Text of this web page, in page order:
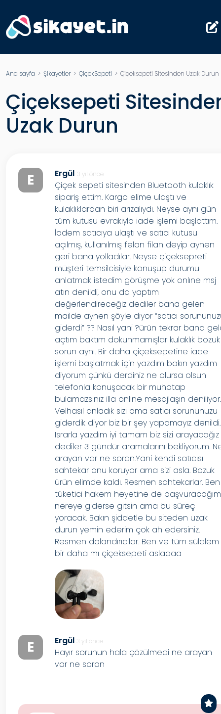
Ana sayfa > Şikayetler> ÇiçekSepeti > Çiçeksepeti Sitesinden Uzak Durun
Çiçeksepeti
Uzak Durun
E Ergül 3 yıl önce
Çiçek sepeti sitesinden Bluetooth kulaklık
sipariş ettim. Kargo elime ulaştı ve
kulaklıklardan biri arızalıydı. Neyse aynı gün
tüm kutusu evrakıyla iade işlemi başlattım.
İadem satıcıya ulaştı ve satıcı kutusu
açılmış, kullanılmış felan filan deyip aynen
geri bana yolladılar. Neyse çiçeksepreti
müşteri temsilcisiyle konuşup durumu
anlatmak istedim görüşme yok onlıne msj
atın denildi, onu da yaptım
değerlendireceğiz dediler bana gelen
mailde aynen şöyle diyor “satıcı
giderdi” ?? Nasıl yani ?ürün tekrar bana
açtım baktım dokunmamışlar kulaklık bozuk
sorun aynı. Bir daha çiçeksepetine iade
işlemi başlatmak için yazdım bakın yazdım
diyorum çünkü derdiniz ne olursa olsun
telefonla konuşacak bir muhatap
bulamazsınız illa onlıne mesajlaşın deniliyor.
Velhasıl anladık sizi ama satıcı sorununuzu
giderdik diyor biz bir şey yapamayız denildi.
Israrla yazdım iyi tamam biz sizi arayacağız
dediler 3 gündür aramalarını bekliyorum.
arayan var ne soran.Yani kendi satıcısı
sahtekar onu koruyor ama sizi asla. Bozuk
ürün elimde kaldı. Resmen sahtekarlar. Ben
tüketici hakem heyetine de başvuracağım
nereye giderse gitsin ama bu süreç
yoracak. Bakın şiddetle bu siteden uzak
durun yemin ederim çok ah edersiniz.
Resmen dolandırıcılar. Ben ve tüm sülalem
bir daha mı çiçeksepeti aslaaaa
E Ergül 3 yıl önce
Hayır sorunun hala çözülmedi ne arayan
var ne soran